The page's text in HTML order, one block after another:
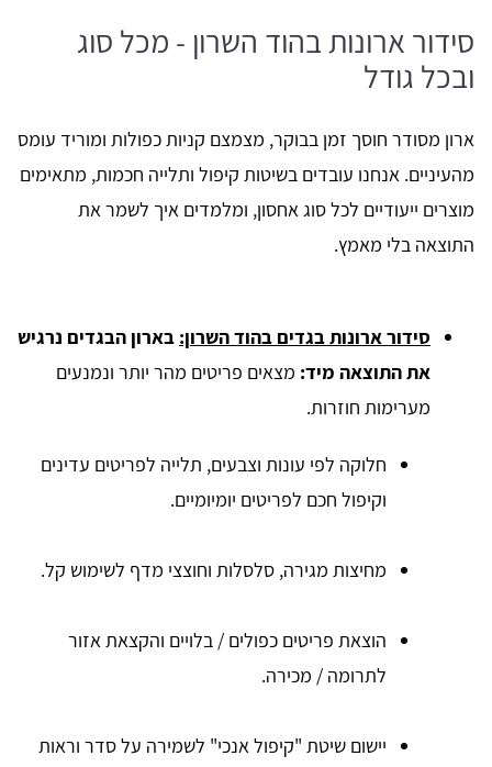
סידור ארונות בהוד השרון - מכל סוג
ובכל גודל
ארון מסודר חוסך זמן בבוקר, מצמצם קניות כפולות ומוריד עומס
מהעיניים. אנחנו עובדים בשיטות קיפול ותלייה חכמות, מתאימים
מוצרים ייעודיים לכל סוג אחסון, ומלמדים איך לשמר את
התוצאה בלי מאמץ.
סידור ארונות בגדים בהוד השרון: בארון הבגדים נרגיש
את התוצאה מיד: מצאים פריטים מהר יותר ונמנעים
מערימות חוזרות.
חלוקה לפי עונות וצבעים, תלייה לפריטים עדינים
וקיפול חכם לפריטים יומיומיים.
מחיצות מגירה, סלסלות וחוצצי מדף לשימוש קל.
הוצאת פריטים כפולים / בלויים והקצאת אזור
לתרומה / מכירה.
יישום שיטת "קיפול אנכי" לשמירה על סדר וראות